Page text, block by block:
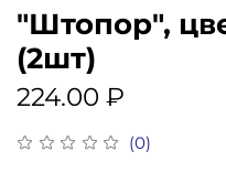
(0)
"Штопор",
(2шт)
224.00 ₽